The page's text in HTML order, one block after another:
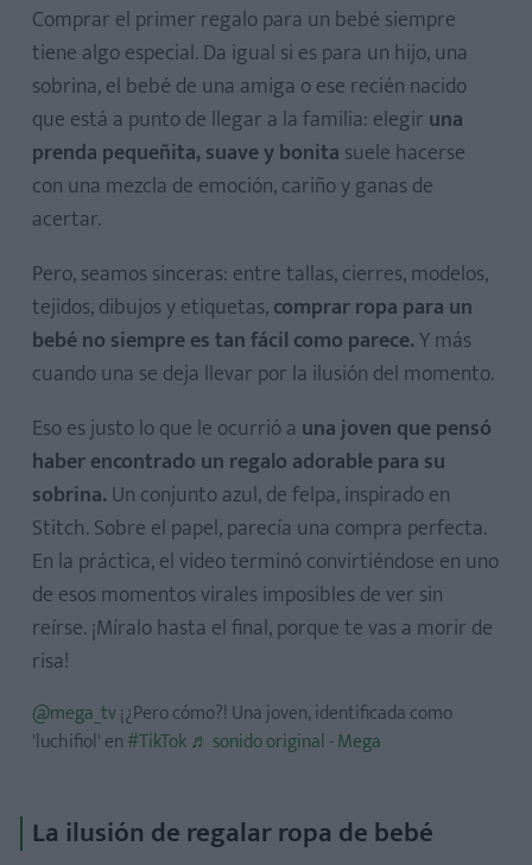
Comprar el primer regalo para un bebé siempre
tiene algo especial. Da igual si es para un hijo, una
sobrina, el bebé de una amiga o ese recién nacido
que está a punto de llegar a la familia: elegir una
prenda pequeñita, suave y bonita suele hacerse
con una mezcla de emoción, cariño y ganas de
acertar.
Pero, seamos sinceras: entre tallas, cierres, modelos,
tejidos, dibujos y etiquetas,comprar ropa para un
bebé no siempre es tan fácil como parece.Y más
cuando una se deja llevar por la ilusión del momento.
Eso es justo lo que le ocurrió a una joven que pensó
haber encontrado un regalo adorable para su
sobrina. Un conjunto azul, de felpa, inspirado en
Stitch. Sobre el papel, parecía una compra perfecta.
En la práctica, el video terminó convirtiéndose en uno
de esos momentos virales imposibles de ver sin
reírse. ¡Míralo hasta el final, porque te vas a morir de
risa!
@mega_tv¡¿Pero cómo?! Una joven, identificada como
'luchifiol' en#TikTok♬ sonido original - Mega
La ilusión de regalar ropa de bebé